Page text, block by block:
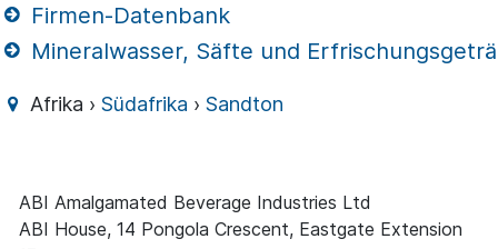
Firmen-Datenbank
Mineralwasser, Säfte und
Afrika ›Südafrika ›Sandton
ABI Amalgamated Beverage Industries Ltd
ABI House, 14 Pongola Crescent, Eastgate Extension